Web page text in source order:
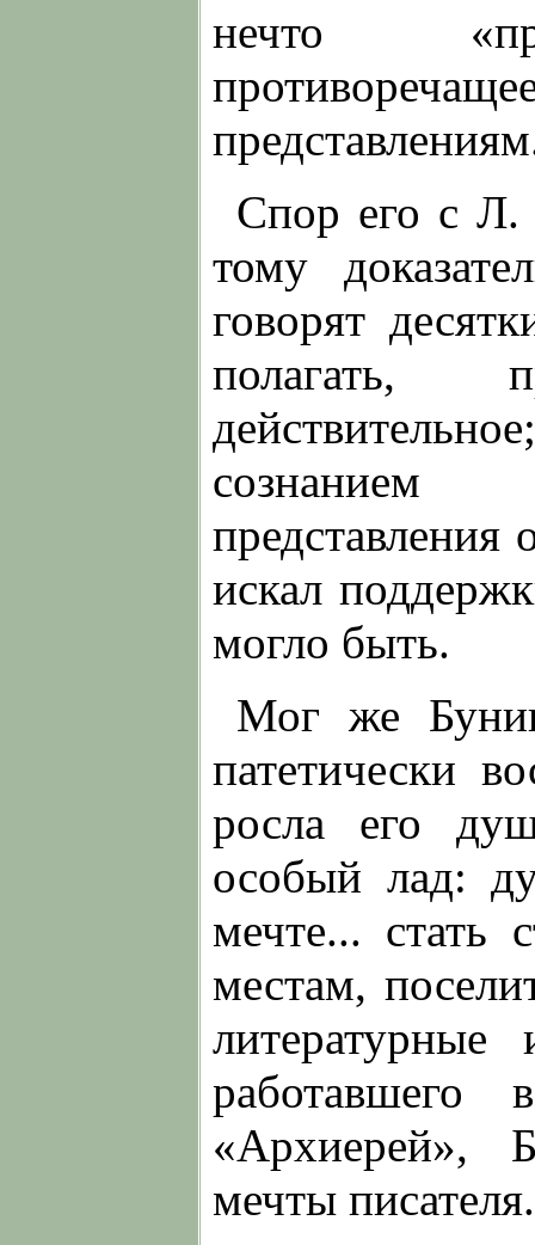
нечто
Спор его с Л.
тому
говорят
полагать,
сознанием
искал
могло быть.
Мог же
патетически
росла его
особый лад:
мечте... стать
местам,
«Архиерей»,
мечты писателя.